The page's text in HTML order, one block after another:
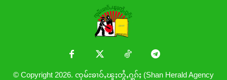
© Copyright 2026. ၸုမ်းၶၢဝ်ႇၽူႈတွႆႇႁွၵ်ႈ (Shan Herald Agency